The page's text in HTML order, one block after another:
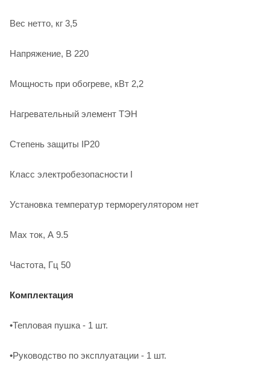
Вес нетто, кг 3,5
Напряжение, В 220
Мощность при обогреве, кВт 2,2
Нагревательный элемент ТЭН
Степень защиты IP20
Класс электробезопасности I
Установка температур терморегулятором нет
Max ток, А 9.5
Частота, Гц 50
Комплектация
•Тепловая пушка - 1 шт.
•Руководство по эксплуатации - 1 шт.